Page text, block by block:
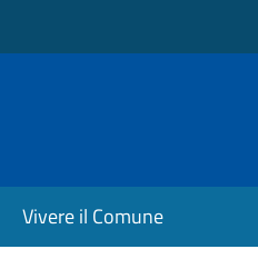
Vivere il Comune